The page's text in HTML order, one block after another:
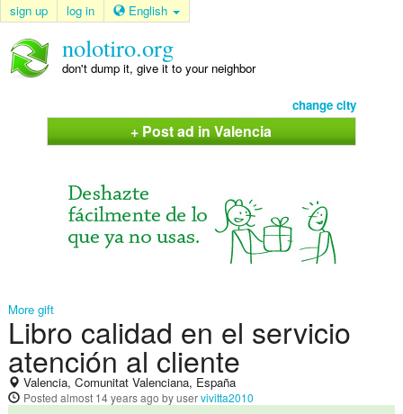
sign up log in English
nolotiro.org
don't dump it, give it to your neighbor
change city
+ Post ad in Valencia
More gift
Libro calidad en el servicio
atención al cliente
Valencia, Comunitat Valenciana, España
Posted almost 14 years ago by uservivitta2010